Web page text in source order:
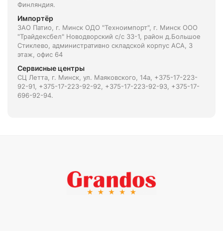
Финляндия.
Импортёр
ЗАО Патио, г. Минск ОДО "Техноимпорт", г. Минск ООО
"Трайдексбел" Новодворский с/с 33-1, район д.Большое
Стиклево, административно складской корпус АСА, 3
этаж, офис 64
Сервисные центры
СЦ Летта, г. Минск, ул. Маяковского, 14а, +375-17-223-
92-91, +375-17-223-92-92, +375-17-223-92-93, +375-17-
696-92-94.